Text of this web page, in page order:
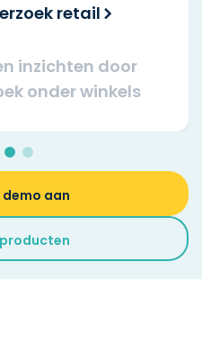
retail
inzichten door
onder winkels
aan